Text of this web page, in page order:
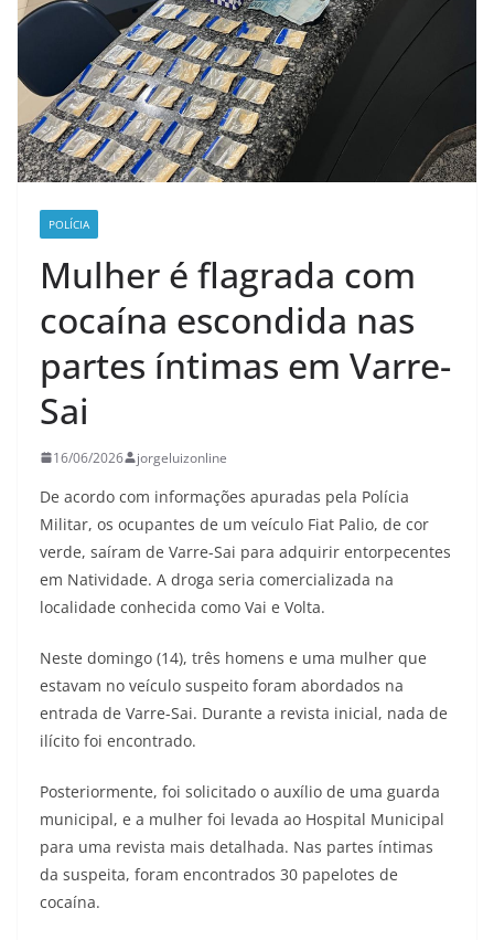
POLÍCIA
Mulher é flagrada com
cocaína escondida nas
partes íntimas em Varre-
Sai
16/06/2026 jorgeluizonline
De acordo com informações apuradas pela Polícia
Militar, os ocupantes de um veículo Fiat Palio, de cor
verde, saíram de Varre-Sai para adquirir entorpecentes
em Natividade. A droga seria comercializada na
localidade conhecida como Vai e Volta.
Neste domingo (14), três homens e uma mulher que
estavam no veículo suspeito foram abordados na
entrada de Varre-Sai. Durante a revista inicial, nada de
ilícito foi encontrado.
Posteriormente, foi solicitado o auxílio de uma guarda
municipal, e a mulher foi levada ao Hospital Municipal
para uma revista mais detalhada. Nas partes íntimas
da suspeita, foram encontrados 30 papelotes de
cocaína.